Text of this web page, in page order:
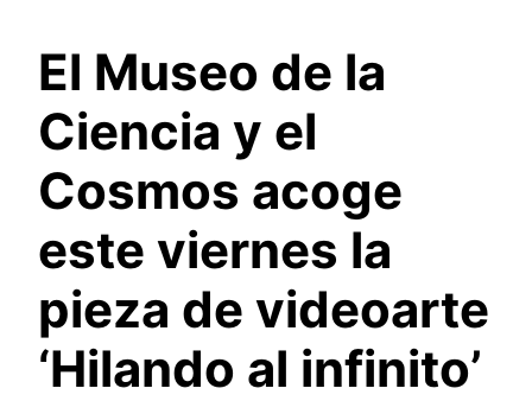
El Museo de la
Ciencia y el
Cosmos acoge
este viernes la
pieza de videoarte
‘Hilando al infinito’